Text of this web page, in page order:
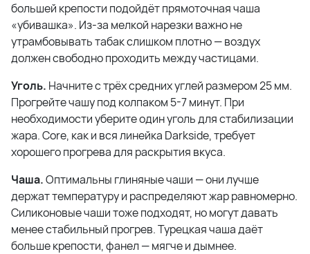
большей крепости подойдёт прямоточная чаша
«убивашка». Из-за мелкой нарезки важно не
утрамбовывать табак слишком плотно — воздух
должен свободно проходить между частицами.
Уголь. Начните с трёх средних углей размером 25 мм.
Прогрейте чашу под колпаком 5-7 минут. При
необходимости уберите один уголь для стабилизации
жара. Core, как и вся линейка Darkside, требует
хорошего прогрева для раскрытия вкуса.
Чаша.Оптимальны глиняные чаши — они лучше
держат температуру и распределяют жар равномерно.
Силиконовые чаши тоже подходят, но могут давать
менее стабильный прогрев. Турецкая чаша даёт
больше крепости, фанел — мягче и дымнее.